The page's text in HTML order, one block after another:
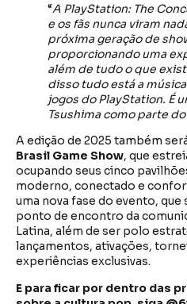
“A PlayStation: The
e os fãs nunca viram
próxima geração de
proporcionando uma
além de tudo o que
disso tudo está a
jogos do PlayStation. É
Tsushima como parte
A edição de 2025 também
Brasil Game Show, que
ocupando seus cinco
moderno, conectado e
uma nova fase do evento,
ponto de encontro da
Latina, além de ser polo
lançamentos, ativações,
experiências exclusivas.
E para ficar por dentro das